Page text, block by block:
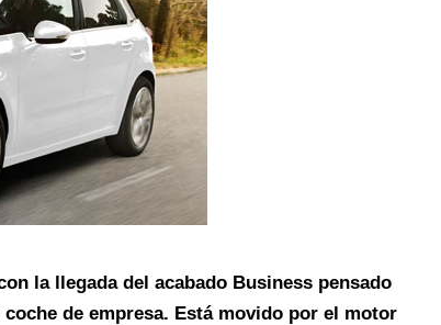
la llegada del acabado Business pensado
de empresa. Está movido por el motor